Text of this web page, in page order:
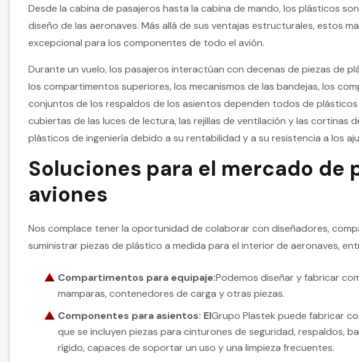
Desde la cabina de pasajeros hasta la cabina de mando, los plásticos
diseño de las aeronaves. Más allá de sus ventajas estructurales, estos
excepcional para los componentes de todo el avión.
Durante un vuelo, los pasajeros interactúan con decenas de piezas de
los compartimentos superiores, los mecanismos de las bandejas, los
conjuntos de los respaldos de los asientos dependen todos de plásticos
cubiertas de las luces de lectura, las rejillas de ventilación y las cortinas
plásticos de ingeniería debido a su rentabilidad y a su resistencia a los
Soluciones para el mercado de
aviones
Nos complace tener la oportunidad de colaborar con diseñadores,
suministrar piezas de plástico a medida para el interior de aeronaves,
Compartimentos para equipaje:Podemos diseñar y fabricar
mamparas, contenedores de carga y otras piezas.
Componentes para asientos: ElGrupo Plastek puede fabricar
que se incluyen piezas para cinturones de seguridad, respaldos,
rígido, capaces de soportar un uso y una limpieza frecuentes.